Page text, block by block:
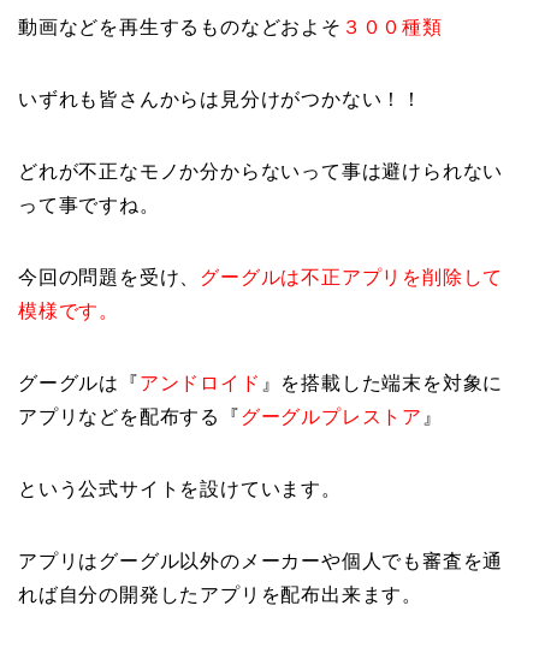
動画などを再生するものなどおよそ ３００種類
いずれも皆さんからは見分けがつかない！！
どれが不正なモノか分からないって事は避けられない
って事ですね。
今回の問題を受け、 グーグルは不正アプリを削除して
模様です。
グーグルは『アンドロイド 』を搭載した端末を対象に
アプリなどを配布する『グーグルプレストア 』
という公式サイトを設けています。
アプリはグーグル以外のメーカーや個人でも審査を通
れば自分の開発したアプリを配布出来ます。